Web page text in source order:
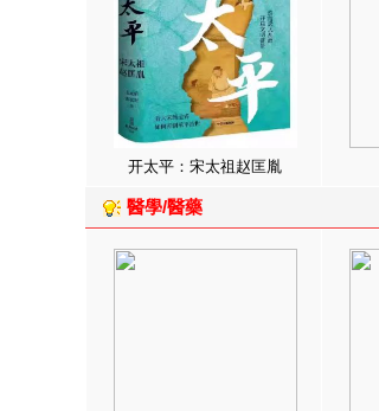
开太平：宋太祖赵匡胤
醫學/醫藥